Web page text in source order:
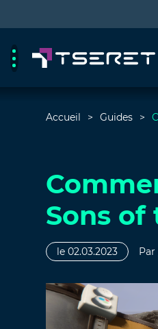
Accueil Guides
Sons of
le 02.03.2023 Par